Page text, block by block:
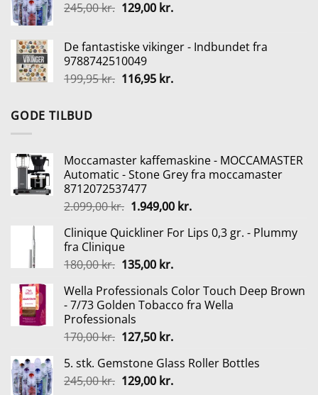
var:
er:
245,00kr. Den
var:
245,00 kr..
129,00 kr.Den
er:
De fantastiske vikinger - Indbundet fra
9788742510049
199,95kr. Den
116,95 kr.Den
GODE TILBUD
Moccamaster kaffemaskine - MOCCAMASTER
Automatic - Stone Grey fra moccamaster
8712072537477
2.099,00kr. Den
pris
2.099,00 kr..
1.949,00 kr.Den
pris
Clinique Quickliner For Lips 0,3 gr. - Plummy
fra Clinique
180,00kr. Den
pris
var:
180,00 kr..
135,00 kr.Den
pris
er:
Wella Professionals Color Touch Deep Brown
- 7/73 Golden Tobacco fra Wella
Professionals
170,00kr. Den
pris
var:
127,50 kr.Den
pris
er:
5. stk. Gemstone Glass Roller Bottles
245,00kr. Den
129,00 kr.Den